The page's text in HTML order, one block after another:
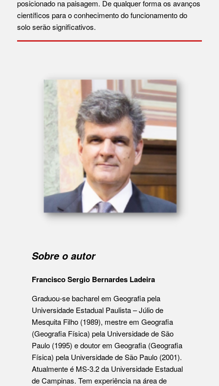
posicionado na paisagem. De qualquer forma os avanços
científicos para o conhecimento do funcionamento do
solo serão significativos.
Sobre o autor
Francisco Sergio Bernardes Ladeira
Graduou-se bacharel em Geografia pela
Universidade Estadual Paulista – Júlio de
Mesquita Filho (1989), mestre em Geografia
(Geografia Física) pela Universidade de São
Paulo (1995) e doutor em Geografia (Geografia
Física) pela Universidade de São Paulo (2001).
Atualmente é MS-3.2 da Universidade Estadual
de Campinas. Tem experiência na área de